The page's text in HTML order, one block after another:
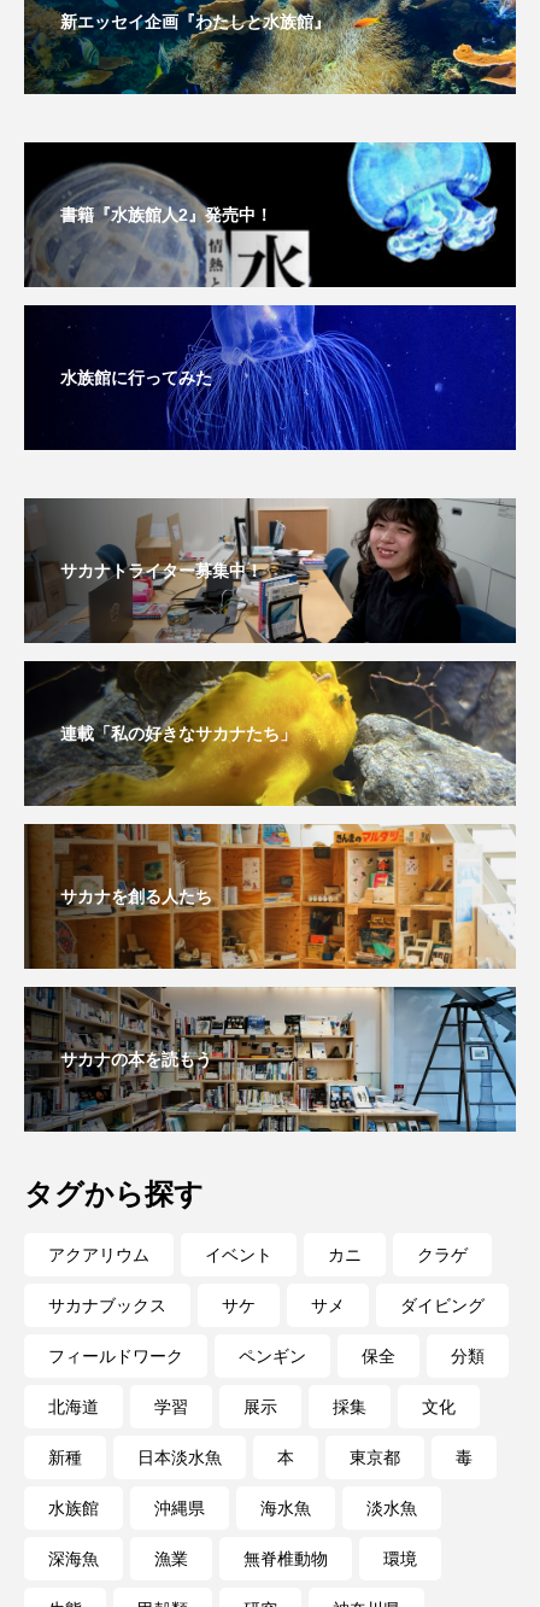
未利用魚 未来館 東京湾 栄養
桂浜水族館 梅雨 棘皮動物
横浜開運水族館 歴史
死滅回遊魚 水 水族館人
水槽 水生昆虫 水生生物
河川 沼津港深海水族館 法律
海きらら 海水魚 海洋 海洋環境
海獣 海綿動物 海藻 海遊館
淀川 淡水魚
深海 深海生物 深海魚
渋川マリン水族館 渓流 湖
漁業 漫画 灯台
無脊椎動物 熱帯魚 牡蠣 特徴
琵琶湖博物館 環境保全
生きた化石 生態 生態系 生物多様性
産卵 田んぼ 甲殻類 発酵食品
白身魚 相模川 磯 磯焼け
磯遊び 神戸須磨シーワールド
私の好きなサカナたち 稚魚 絶滅危惧種
美容 群馬県
自然 自然保護 自由研究
葛西臨海公園 葛西臨海水族園 藻場
軟体動物 軟骨魚類 近畿大学
新エッセイ企画『わたしと水族館』
書籍『水族館人2』発売中！
水族館に行ってみた
サカナトライター募集中！
連載「私の好きなサカナたち」
サカナを創る人たち
サカナの本を読もう
タグから探す
アクアリウム イベント カニ クラゲ
サカナブックス サケ サメ ダイビング
フィールドワーク ペンギン 保全 分類
北海道 学習 展示 採集 文化
新種 日本淡水魚 本 東京都 毒
水族館 沖縄県 海水魚 淡水魚
深海魚 漁業 無脊椎動物 環境